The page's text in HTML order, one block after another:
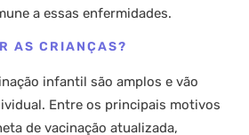
a essas enfermidades.
AS CRIANÇAS?
infantil são amplos e vão
Entre os principais motivos
de vacinação atualizada,